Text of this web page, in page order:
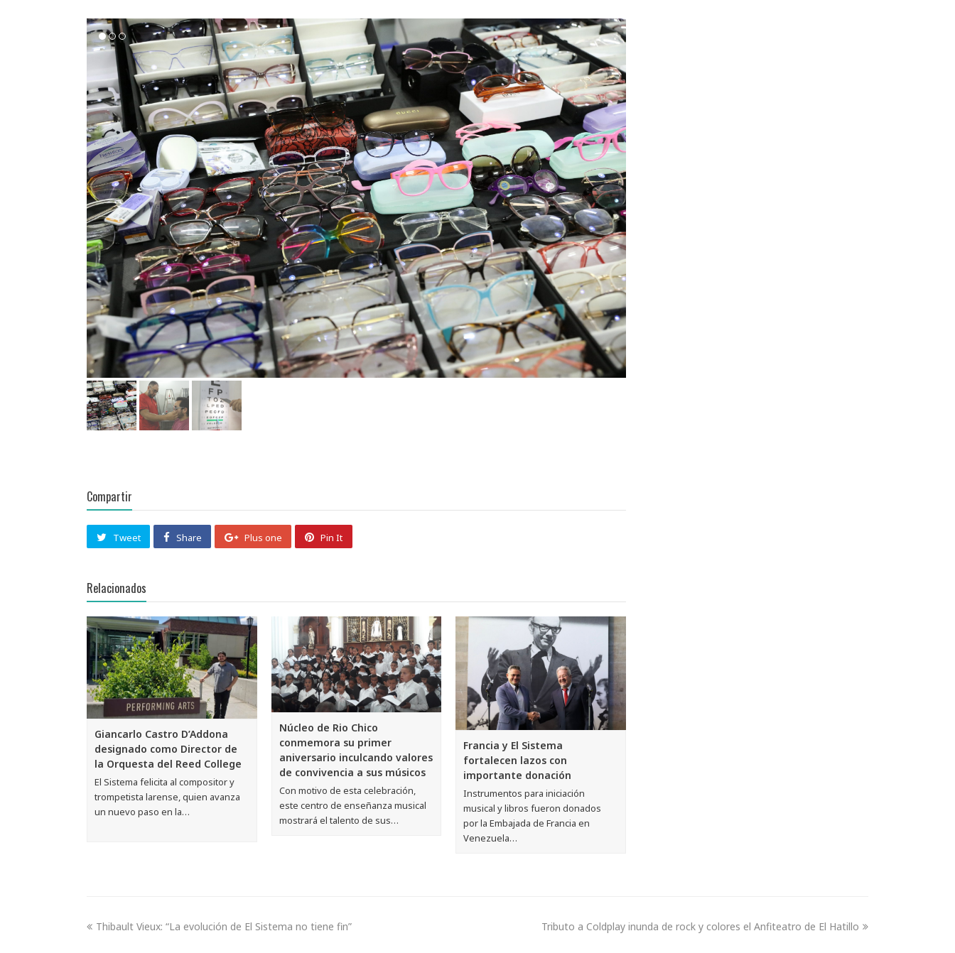
Compartir
Tweet Share Plus one Pin It
Relacionados
Giancarlo Castro D’Addona
designado como Director de
la Orquesta del Reed College
El Sistema felicita al compositor y
trompetista larense, quien avanza
un nuevo paso en la…
Núcleo de Rio Chico
conmemora su primer
aniversario inculcando valores
de convivencia a sus músicos
Con motivo de esta celebración,
este centro de enseñanza musical
mostrará el talento de sus…
Francia y El Sistema
fortalecen lazos con
importante donación
Instrumentos para iniciación
musical y libros fueron donados
por la Embajada de Francia en
Venezuela…
Thibault Vieux: “La evolución de El Sistema no tiene fin” Tributo a Coldplay inunda de rock y colores el Anfiteatro de El Hatillo